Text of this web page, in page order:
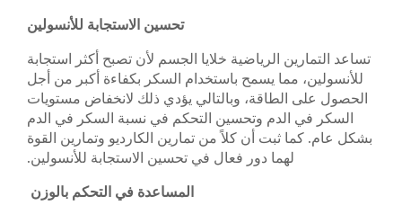
تحسين الاستجابة للأنسولين
تساعد التمارين الرياضية خلايا الجسم لأن تصبح أكثر استجابة
للأنسولين، مما يسمح باستخدام السكر بكفاءة أكبر من أجل
الحصول على الطاقة، وبالتالي يؤدي ذلك لانخفاض مستويات
السكر في الدم وتحسين التحكم في نسبة السكر في الدم
بشكل عام. كما ثبت أن كلاً من تمارين الكارديو وتمارين القوة
لهما دور فعال في تحسين الاستجابة للأنسولين.
المساعدة في التحكم بالوزن